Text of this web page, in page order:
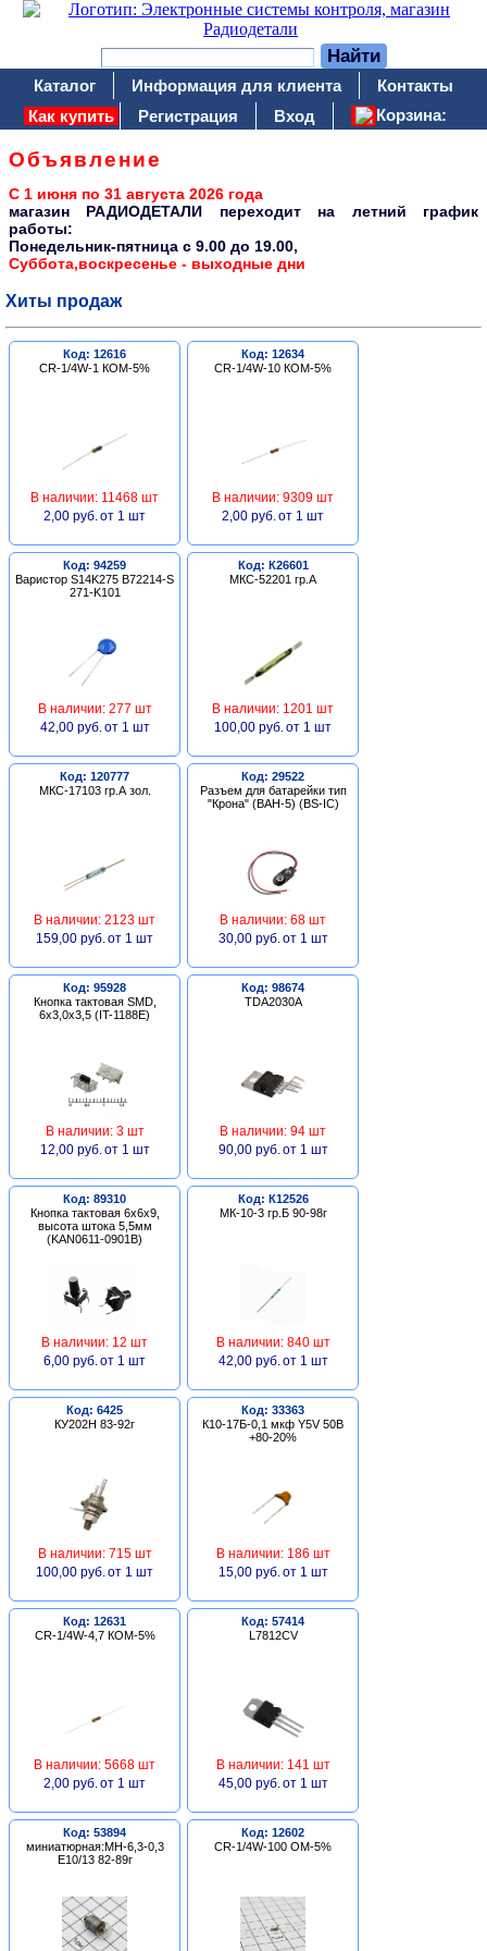
Каталог Информация для клиента
Контакты
Как купить
Регистрация Вход Корзина:
Объявление
С 1 июня по 31 августа 2026 года
магазин РАДИОДЕТАЛИ переходит на летний график
работы:
Понедельник-пятница c 9.00 до 19.00,
Суббота,воскресенье - выходные дни
Хиты продаж
Код: 12616
CR-1/4W-1 КОМ-5%
В наличии: 11468 шт
2,00 руб. от 1 шт
Код: 12634
CR-1/4W-10 КОМ-5%
В наличии: 9309 шт
2,00 руб. от 1 шт
Код: 94259
Варистор S14K275 B72214-S
271-K101
В наличии: 277 шт
42,00 руб. от 1 шт
Код: К26601
МКС-52201 гр.А
В наличии: 1201 шт
100,00 руб. от 1 шт
Код: 120777
МКС-17103 гр.А зол.
В наличии: 2123 шт
159,00 руб. от 1 шт
Код: 29522
Разъем для батарейки тип
"Крона" (BAH-5) (BS-IC)
В наличии: 68 шт
30,00 руб. от 1 шт
Код: 95928
Кнопка тактовая SMD,
6х3,0х3,5 (IT-1188E)
В наличии: 3 шт
12,00 руб. от 1 шт
Код: 98674
TDA2030A
В наличии: 94 шт
90,00 руб. от 1 шт
Код: 89310
Кнопка тактовая 6х6х9,
высота штока 5,5мм
(KAN0611-0901B)
В наличии: 12 шт
6,00 руб. от 1 шт
Код: К12526
МК-10-3 гр.Б 90-98г
В наличии: 840 шт
42,00 руб. от 1 шт
Код: 6425
КУ202Н 83-92г
В наличии: 715 шт
100,00 руб. от 1 шт
Код: 33363
К10-17Б-0,1 мкф Y5V 50В
+80-20%
В наличии: 186 шт
15,00 руб. от 1 шт
Код: 12631
CR-1/4W-4,7 КОМ-5%
В наличии: 5668 шт
2,00 руб. от 1 шт
Код: 57414
L7812CV
В наличии: 141 шт
45,00 руб. от 1 шт
Код: 53894
миниатюрная:МН-6,3-0,3
Е10/13 82-89г
Код: 12602
CR-1/4W-100 ОМ-5%